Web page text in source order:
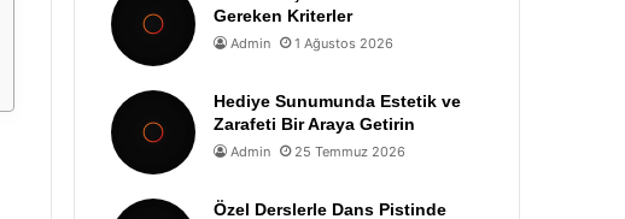
Gereken Kriterler
Admin 1 Ağustos 2026
Hediye Sunumunda Estetik ve
Zarafeti Bir Araya Getirin
Admin 25 Temmuz 2026
Özel Derslerle Dans Pistinde